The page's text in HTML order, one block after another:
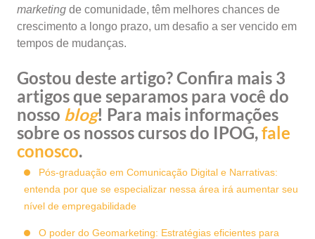
marketing de comunidade, têm melhores chances de
crescimento a longo prazo, um desafio a ser vencido em
tempos de mudanças.
Gostou deste artigo? Confira mais 3
artigos que separamos para você do
nosso blog! Para mais informações
sobre os nossos cursos do IPOG,fale
conosco.
Pós-graduação em Comunicação Digital e Narrativas:
entenda por que se especializar nessa área irá aumentar seu
nível de empregabilidade
O poder do Geomarketing: Estratégias eficientes para